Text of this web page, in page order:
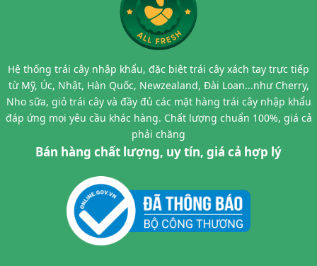
Hệ thống trái cây nhập khẩu, đặc biệt trái cây xách tay trực tiếp
từ Mỹ, Úc, Nhật, Hàn Quốc, Newzealand, Đài Loan...như Cherry,
Nho sữa, giỏ trái cây và đầy đủ các mặt hàng trái cây nhập khẩu
đáp ứng mọi yêu cầu khác hàng. Chất lượng chuẩn 100%, giá cả
phải chăng
Bán hàng chất lượng, uy tín, giá cả hợp lý